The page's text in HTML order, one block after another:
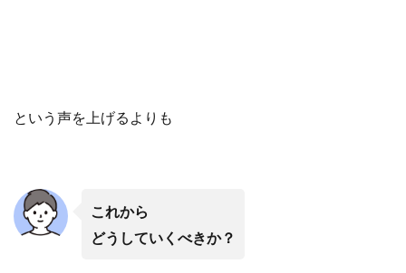
という声を上げるよりも
これから
どうしていくべきか？